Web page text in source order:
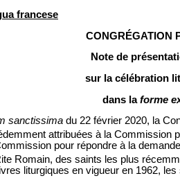
francese
CONGRÉGATION
Note de
sur la célébration
dans laforme
sanctissima du 22 février 2020, la
attribuées à la Commission
pour répondre à la
Romain, des saints les plus
liturgiques en vigueur en 1962,